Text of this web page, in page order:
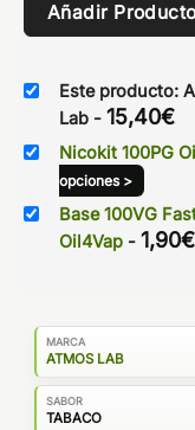
Añadir
Este producto:
Lab - 15,40€
Nicokit 100PG
opciones >
Base 100VG
Oil4Vap - 1,90€
MARCA
ATMOS LAB
SABOR
TABACO